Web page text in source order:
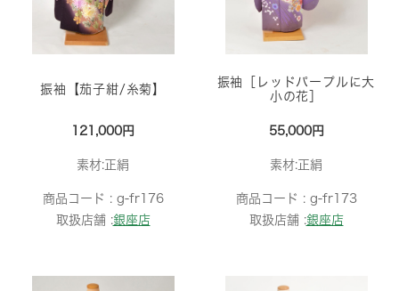
振袖【茄子紺/糸菊】
121,000円
素材:正絹
商品コード : g-fr176
取扱店舗 :銀座店
振袖［レッドパープルに大
小の花］
55,000円
素材:正絹
商品コード : g-fr173
取扱店舗 :銀座店